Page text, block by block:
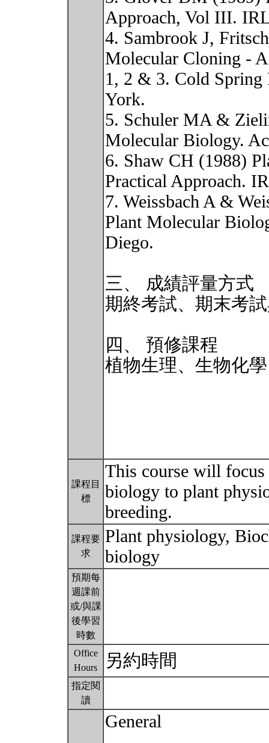
Approach, Vol III.
4. Sambrook J,
Molecular Cloning -
1, 2 & 3. Cold Spring
York.
5. Schuler MA &
Molecular Biology.
6. Shaw CH (1988)
Practical Approach.
7. Weissbach A &
Plant Molecular
Diego.
三、 成績評量方式
期終考試、期末考
四、 預修課程
植物生理、生物化
課程目
標
This course will
biology to plant
breeding.
課程要
求
Plant physiology,
biology
預期每
週課前
或/與課
後學習
時數
Office
Hours
另約時間
指定閱
讀
General